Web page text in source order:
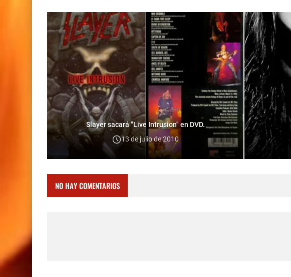
Slayer sacará "Live Intrusion" en DVD.
13 de julio de 2010
NO HAY COMENTARIOS